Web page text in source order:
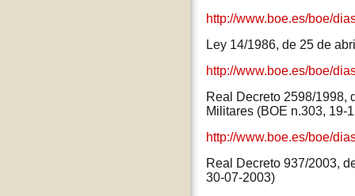
http://www.boe.es/boe/
Ley 14/1986, de 25 de
http://www.boe.es/boe/
Real Decreto 2598/1998,
Militares (BOE n.303, 19-
http://www.boe.es/boe/
Real Decreto 937/2003,
30-07-2003)